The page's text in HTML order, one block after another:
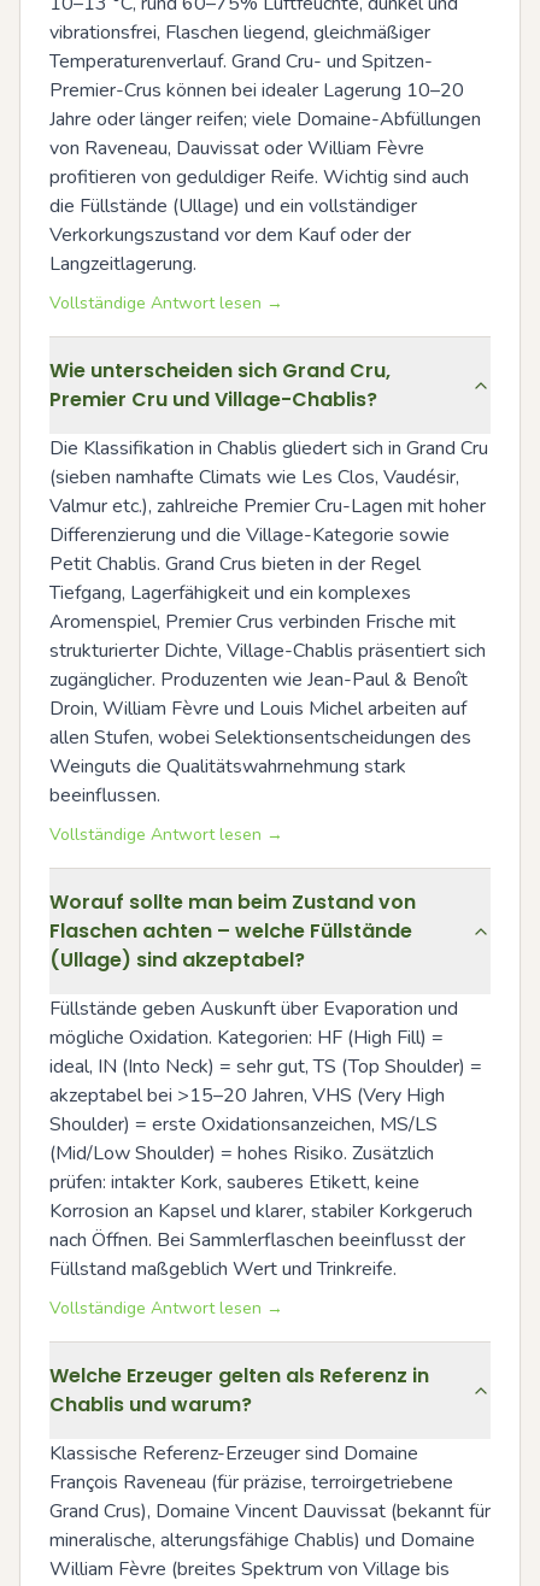
vibrationsfrei, Flaschen liegend, gleichmäßiger
Temperaturenverlauf. Grand Cru- und Spitzen-
Premier-Crus können bei idealer Lagerung 10–20
Jahre oder länger reifen; viele Domaine-Abfüllungen
von Raveneau, Dauvissat oder William Fèvre
profitieren von geduldiger Reife. Wichtig sind auch
die Füllstände (Ullage) und ein vollständiger
Verkorkungszustand vor dem Kauf oder der
Langzeitlagerung.
Vollständige Antwort lesen →
Wie unterscheiden sich Grand Cru,
Premier Cru und Village-Chablis?
Die Klassifikation in Chablis gliedert sich in Grand Cru
(sieben namhafte Climats wie Les Clos, Vaudésir,
Valmur etc.), zahlreiche Premier Cru-Lagen mit hoher
Differenzierung und die Village-Kategorie sowie
Petit Chablis. Grand Crus bieten in der Regel
Tiefgang, Lagerfähigkeit und ein komplexes
Aromenspiel, Premier Crus verbinden Frische mit
strukturierter Dichte, Village-Chablis präsentiert sich
zugänglicher. Produzenten wie Jean-Paul & Benoît
Droin, William Fèvre und Louis Michel arbeiten auf
allen Stufen, wobei Selektionsentscheidungen des
Weinguts die Qualitätswahrnehmung stark
beeinflussen.
Vollständige Antwort lesen →
Worauf sollte man beim Zustand von
Flaschen achten – welche Füllstände
(Ullage) sind akzeptabel?
Füllstände geben Auskunft über Evaporation und
mögliche Oxidation. Kategorien: HF (High Fill) =
ideal, IN (Into Neck) = sehr gut, TS (Top Shoulder) =
akzeptabel bei >15–20 Jahren, VHS (Very High
Shoulder) = erste Oxidationsanzeichen, MS/LS
(Mid/Low Shoulder) = hohes Risiko. Zusätzlich
prüfen: intakter Kork, sauberes Etikett, keine
Korrosion an Kapsel und klarer, stabiler Korkgeruch
nach Öffnen. Bei Sammlerflaschen beeinflusst der
Füllstand maßgeblich Wert und Trinkreife.
Vollständige Antwort lesen →
Welche Erzeuger gelten als Referenz in
Chablis und warum?
Klassische Referenz-Erzeuger sind Domaine
François Raveneau (für präzise, terroirgetriebene
Grand Crus), Domaine Vincent Dauvissat (bekannt für
mineralische, alterungsfähige Chablis) und Domaine
William Fèvre (breites Spektrum von Village bis